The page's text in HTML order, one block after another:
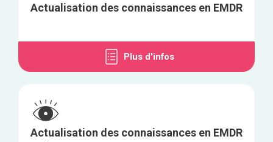
Actualisation des connaissances en EMDR
Plus d'infos
Actualisation des connaissances en EMDR